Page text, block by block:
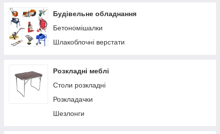
Будівельне обладнання
Бетономішалки
Шлакоблочні верстати
Розкладні меблі
Столи розкладні
Розкладачки
Шезлонги